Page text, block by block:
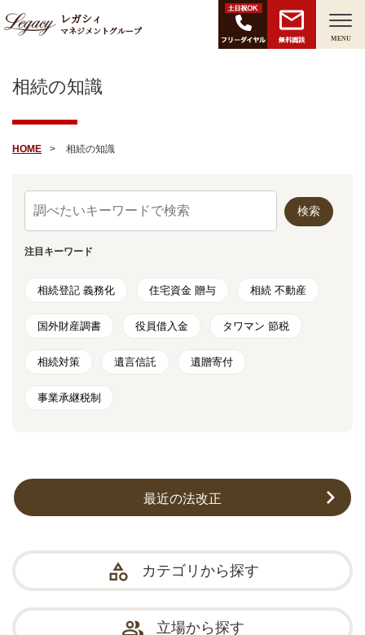
レガシィ
マネジメントグループ
無料面談 MENU
相続の知識
HOME 相続の知識
注⽬キーワード
相続登記 義務化 住宅資金 贈与 相続 不動産
国外財産調書 役員借入金 タワマン 節税
相続対策 遺言信託 遺贈寄付
事業承継税制
最近の法改正
カテゴリから探す
立場から探す